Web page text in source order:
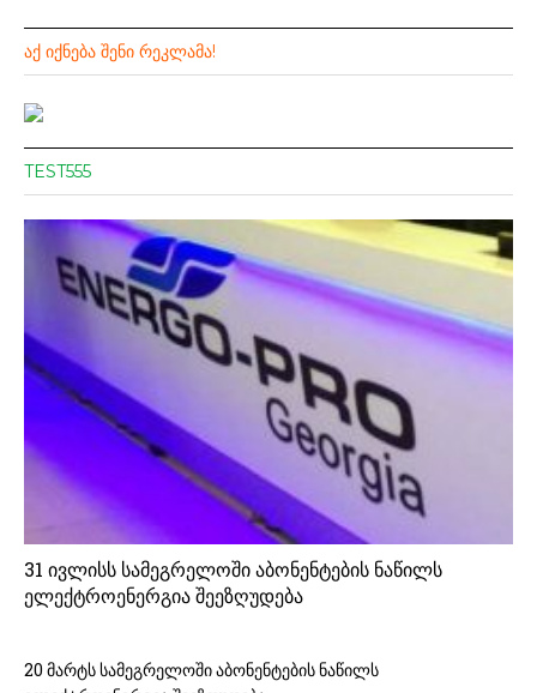
ᲐᲥ ᲘᲥᲜᲔᲑᲐ ᲨᲔᲜᲘ ᲠᲔᲙᲚᲐᲛᲐ!
TEST555
31 ივლისს სამეგრელოში აბონენტების ნაწილს
ელექტროენერგია შეეზღუდება
20 მარტს სამეგრელოში აბონენტების ნაწილს